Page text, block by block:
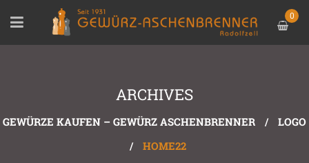
0
ARCHIVES
GEWÜRZE KAUFEN – GEWÜRZ ASCHENBRENNER /
LOGO
/
HOME22